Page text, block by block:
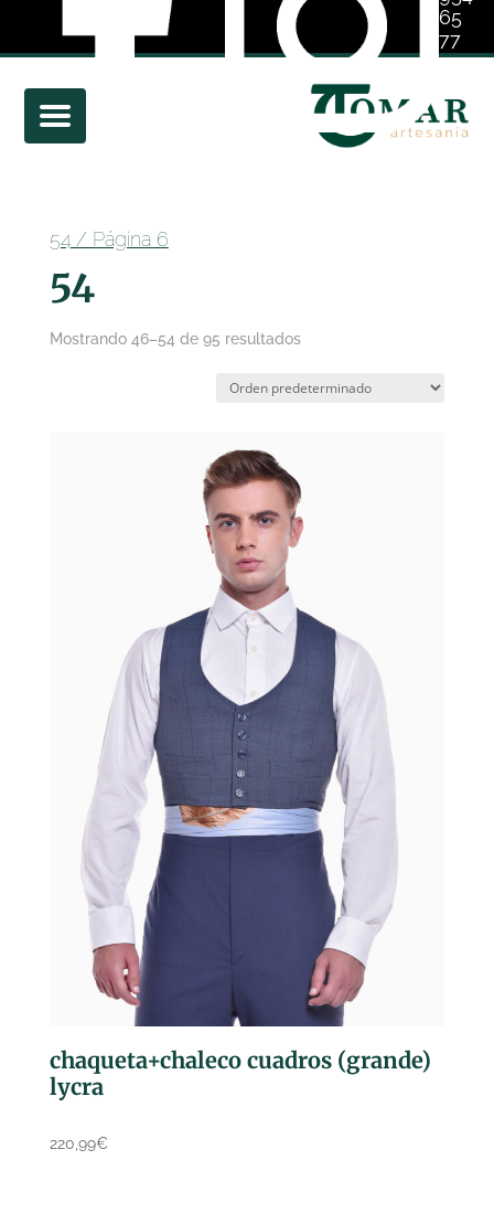
65
77
01
54/ Página 6
54
Mostrando 46–54 de 95 resultados
chaqueta+chaleco cuadros (grande)
lycra
220,99€